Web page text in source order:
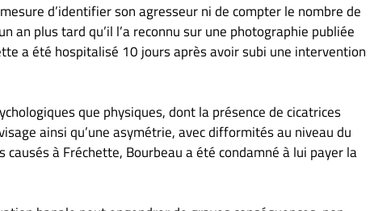
d’identifier son agresseur ni de compter le nombre de
an plus tard qu’il l’a reconnu sur une photographie publiée
a été hospitalisé 10 jours après avoir subi une intervention
que physiques, dont la présence de cicatrices
ainsi qu’une asymétrie, avec difformités au niveau du
à Fréchette, Bourbeau a été condamné à lui payer la